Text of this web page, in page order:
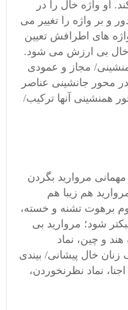
او واژه خال را در
و بر واژه را تغییر می
های اطرافش تعیین
خال بی ارزش می شود.
همنشینی/ مجاز و عمودی
محور جانشینی عناصر
همنشینی آنها ترکیب/
مروارید بگردن
هم زیبا هم
برهوت تشنه و خسته،
شود؛ مروارید بی
و چین، نماد
خال پیشانی/ بیندی
چاکرای 6م یا اجنا، نماد نظرنخوردن،